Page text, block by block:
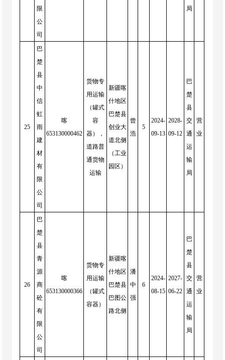
限
公
司
局
25
巴
楚
县
中
信
虹
雨
建
材
有
限
公
司
喀
653130000462
货物专
用运输
（罐式
容
器），
道路普
通货物
运输
新疆喀
什地区
巴楚县
创业大
道北侧
（工业
园区）
曾
浩
5
2024-
09-13
2028-
09-12
巴
楚
县
交
通
运
输
局
营
业
26
巴
楚
县
青
源
商
砼
有
限
公
司
喀
653130000366
货物专
用运输
（罐式
容器）
新疆喀
什地区
巴楚县
巴图公
路北侧
潘
中
强
6
2024-
08-15
2027-
06-22
巴
楚
县
交
通
运
输
局
营
业